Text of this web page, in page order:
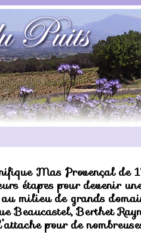
Mas Provençal de
étapes pour devenir
milieu de grands
Beaucastel, Berthet
pour de